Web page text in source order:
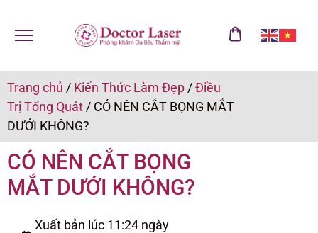
Trang chủ / Kiến Thức Làm Đẹp /Điều
Trị Tổng Quát / CÓ NÊN CẮT BỌNG MẮT
DƯỚI KHÔNG?
CÓ NÊN CẮT BỌNG
MẮT DƯỚI KHÔNG?
Xuất bản lúc 11:24 ngày